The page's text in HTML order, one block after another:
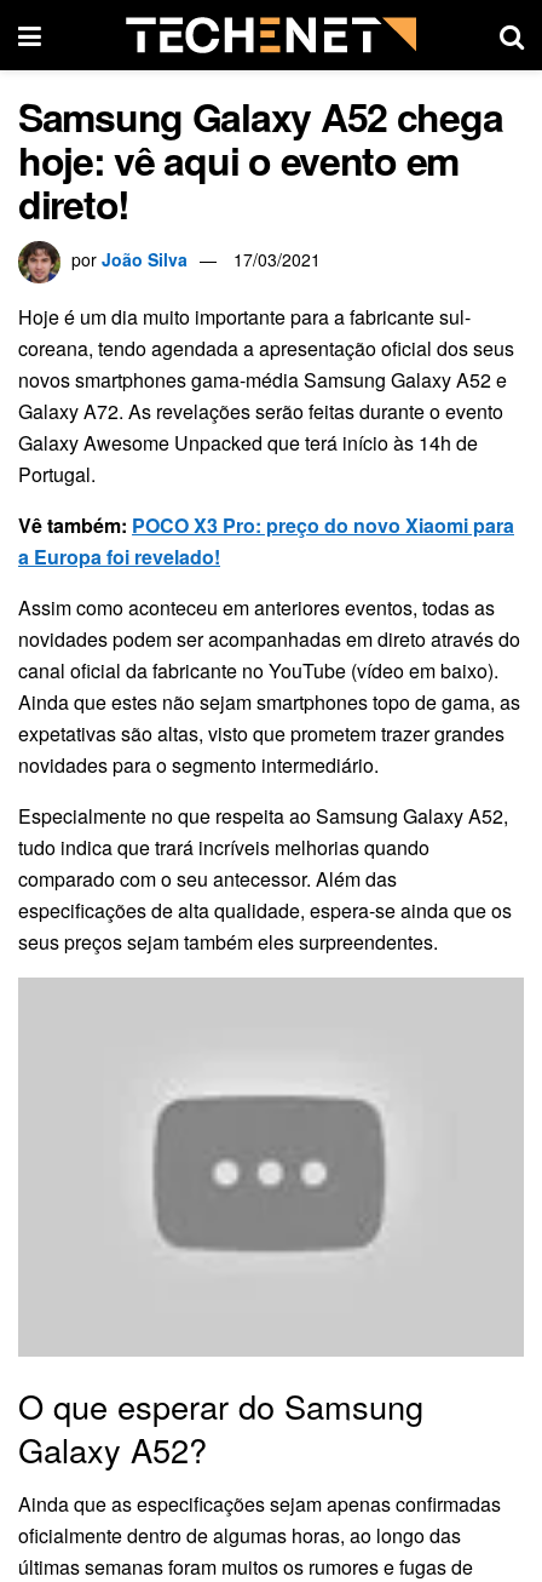
Samsung Galaxy A52 chega
hoje: vê aqui o evento em
direto!
por João Silva 17/03/2021
Hoje é um dia muito importante para a fabricante sul-
coreana, tendo agendada a apresentação oficial dos seus
novos smartphones gama-média Samsung Galaxy A52 e
Galaxy A72. As revelações serão feitas durante o evento
Galaxy Awesome Unpacked que terá início às 14h de
Portugal.
Vê também: POCO X3 Pro: preço do novo Xiaomi para
a Europa foi revelado!
Assim como aconteceu em anteriores eventos, todas as
novidades podem ser acompanhadas em direto através do
canal oficial da fabricante no YouTube (vídeo em baixo).
Ainda que estes não sejam smartphones topo de gama, as
expetativas são altas, visto que prometem trazer grandes
novidades para o segmento intermediário.
Especialmente no que respeita ao Samsung Galaxy A52,
tudo indica que trará incríveis melhorias quando
comparado com o seu antecessor. Além das
especificações de alta qualidade, espera-se ainda que os
seus preços sejam também eles surpreendentes.
O que esperar do Samsung
Galaxy A52?
Ainda que as especificações sejam apenas confirmadas
oficialmente dentro de algumas horas, ao longo das
últimas semanas foram muitos os rumores e fugas de